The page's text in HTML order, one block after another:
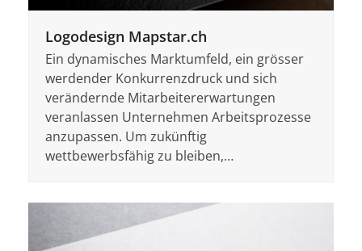
Logodesign Mapstar.ch
Ein dynamisches Marktumfeld, ein grösser
werdender Konkurrenzdruck und sich
verändernde Mitarbeitererwartungen
veranlassen Unternehmen Arbeitsprozesse
anzupassen. Um zukünftig
wettbewerbsfähig zu bleiben,…